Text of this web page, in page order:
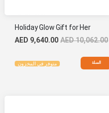
Holiday Glow Gift for Her
AED 10,062.00
AED 9,640.00
متوفر في المخزون السلة